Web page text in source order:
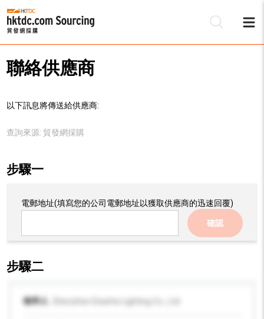
聯絡供應商
以下訊息將傳送給供應商:
查詢來源: 貿發網採購
步驟一
電郵地址(填寫您的公司電郵地址以獲取供應商的迅速回覆)
確認
步驟二
收件人